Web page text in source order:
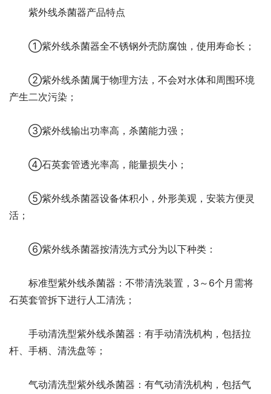
紫外线杀菌器产品特点
①紫外线杀菌器全不锈钢外壳防腐蚀，使用寿命长；
②紫外线杀菌属于物理方法，不会对水体和周围环境
产生二次污染；
③紫外线输出功率高，杀菌能力强；
④石英套管透光率高，能量损失小；
⑤紫外线杀菌器设备体积小，外形美观，安装方便灵
活；
⑥紫外线杀菌器按清洗方式分为以下种类：
标准型紫外线杀菌器：不带清洗装置，3～6个月需将
石英套管拆下进行人工清洗；
手动清洗型紫外线杀菌器：有手动清洗机构，包括拉
杆、手柄、清洗盘等；
气动清洗型紫外线杀菌器：有气动清洗机构，包括气